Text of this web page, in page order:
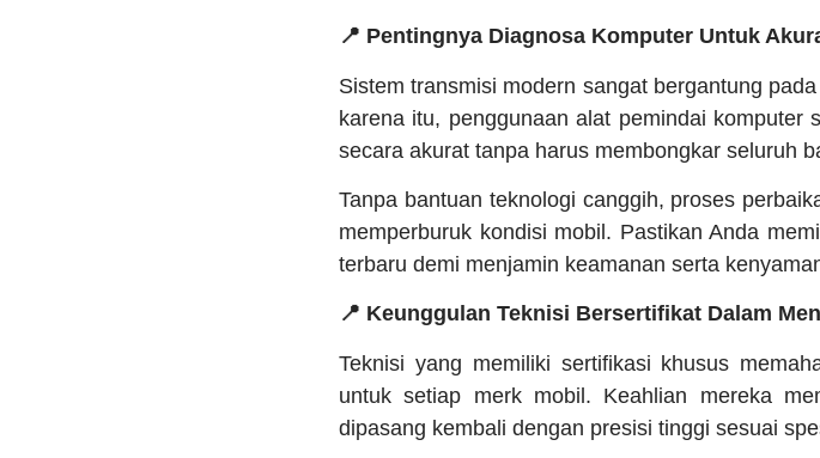
📍 Pentingnya Diagnosa Komputer Untuk
Sistem transmisi modern sangat bergantung
karena itu, penggunaan alat pemindai komputer
secara akurat tanpa harus membongkar seluruh
Tanpa bantuan teknologi canggih, proses
memperburuk kondisi mobil. Pastikan Anda
terbaru demi menjamin keamanan serta
📍 Keunggulan Teknisi Bersertifikat Dalam
Teknisi yang memiliki sertifikasi khusus
untuk setiap merk mobil. Keahlian mereka
dipasang kembali dengan presisi tinggi sesuai